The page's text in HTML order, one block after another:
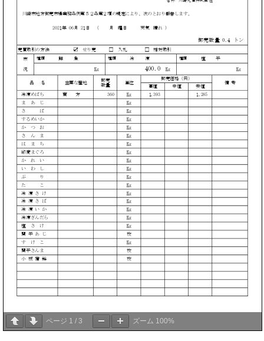
ページ 1 / 3 ズーム 100%